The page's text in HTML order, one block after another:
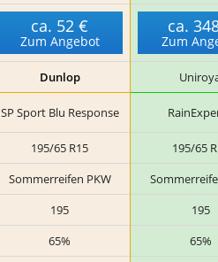
ca. 52 €
Zum Angebot
ca.
Zum
Dunlop
SP Sport Blu Response
195/65 R15 195/65
Sommerreifen PKW
195 195
65% 65%